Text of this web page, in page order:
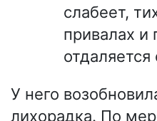
слабеет,
привалах и
У него
лихорадка. По